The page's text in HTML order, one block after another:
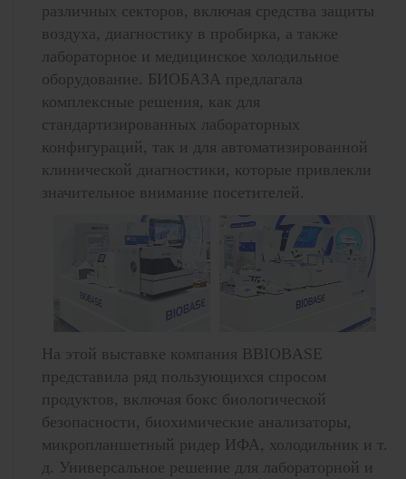
различных секторов, включая средства защиты
воздуха, диагностику в пробирка, а также
лабораторное и медицинское холодильное
оборудование. БИОБАЗА предлагала
комплексные решения, как для
стандартизированных лабораторных
конфигураций, так и для автоматизированной
клинической диагностики, которые привлекли
значительное внимание посетителей.
На этой выставке компания BBIOBASE
представила ряд пользующихся спросом
продуктов, включая бокс биологической
безопасности, биохимические анализаторы,
микропланшетный ридер ИФА, холодильник и т.
д. Универсальное решение для лабораторной и